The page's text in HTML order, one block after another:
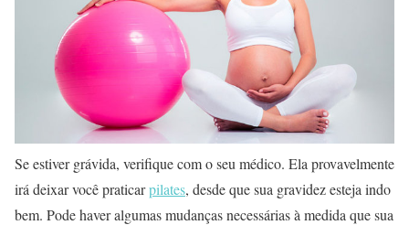
Se estiver grávida, verifique com o seu médico. Ela provavelmente
irá deixar você praticarpilates, desde que sua gravidez esteja indo
bem. Pode haver algumas mudanças necessárias à medida que sua